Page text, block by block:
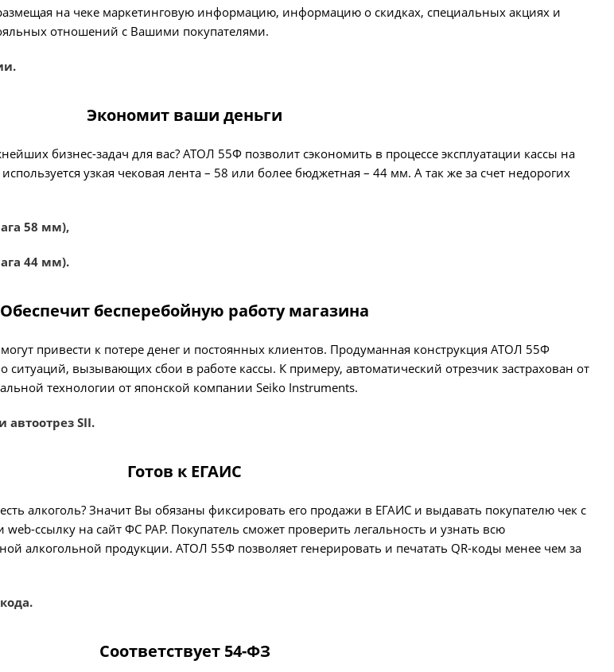
на чеке маркетинговую информацию, информацию о скидках, специальных акциях и
отношений с Вашими покупателями.
Экономит ваши деньги
бизнес-задач для вас? АТОЛ 55Ф позволит сэкономить в процессе эксплуатации кассы на
узкая чековая лента – 58 или более бюджетная – 44 мм. А так же за счет недорогих
58 мм),
44 мм).
Обеспечит бесперебойную работу магазина
привести к потере денег и постоянных клиентов. Продуманная конструкция АТОЛ 55Ф
ситуаций, вызывающих сбои в работе кассы. К примеру, автоматический отрезчик застрахован от
технологии от японской компании Seiko Instruments.
SII.
Готов к ЕГАИС
алкоголь? Значит Вы обязаны фиксировать его продажи в ЕГАИС и выдавать покупателю чек с
ссылку на сайт ФС РАР. Покупатель сможет проверить легальность и узнать всю
алкогольной продукции. АТОЛ 55Ф позволяет генерировать и печатать QR-коды менее чем за
Соответствует 54-ФЗ